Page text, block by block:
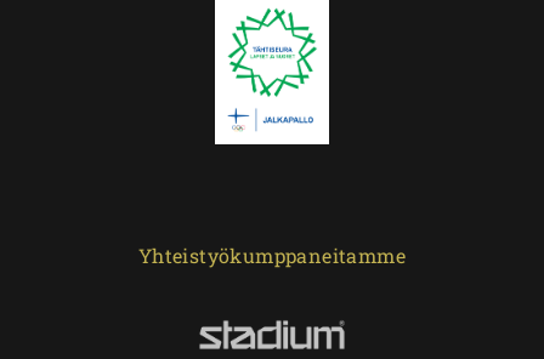
Yhteistyökumppaneitamme